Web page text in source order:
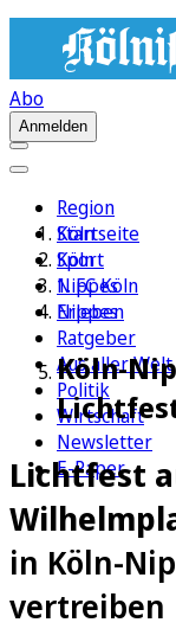
Abo
Anmelden
Region
Köln
Sport
1. FC Köln
Erleben
Ratgeber
Aus aller Welt
Politik
Wirtschaft
Newsletter
E-Paper
Startseite
Köln
Nippes
Nippes
Köln-
Lichtfest
in Köln-
vertreiben